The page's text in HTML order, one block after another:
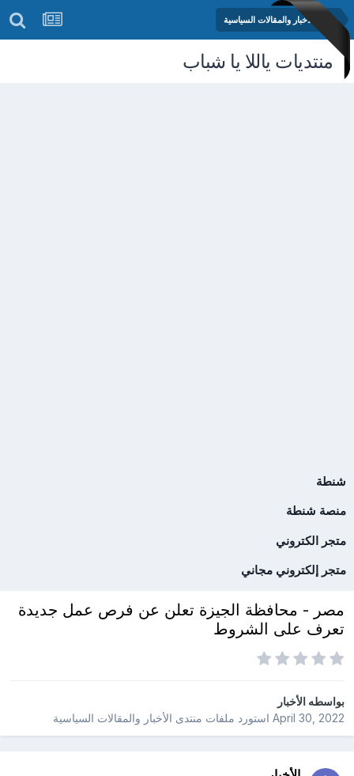
منتدى الأخبار والمقالات السياسية
منتديات ياللا يا شباب
شنطة
منصة شنطة
متجر الكتروني
متجر إلكتروني مجاني
مصر - محافظة الجيزة تعلن عن فرص عمل جديدة
تعرف على الشروط
بواسطهالأخبار
April 30, 2022استورد ملفات منتدى الأخبار والمقالات السياسية